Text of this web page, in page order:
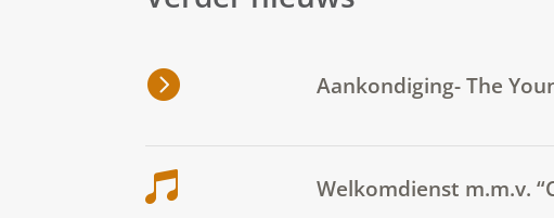
Aankondiging- The
Welkomdienst m.m.v.